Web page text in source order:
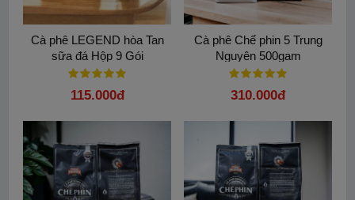
Cà phê LEGEND hòa Tan
sữa đá Hộp 9 Gói
115.000đ
Cà phê Chế phin 5 Trung
Nguyên 500gam
310.000đ